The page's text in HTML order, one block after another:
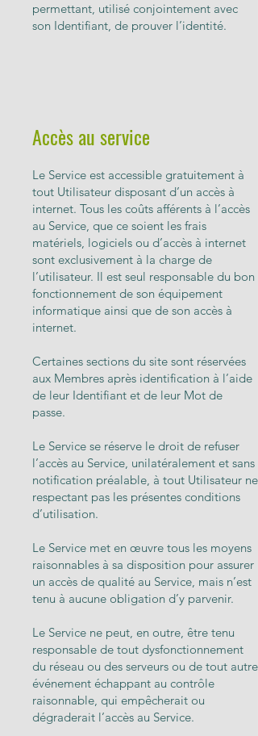
permettant, utilisé conjointement avec
son Identifiant, de prouver l’identité.
Accès au service
Le Service est accessible gratuitement à
tout Utilisateur disposant d’un accès à
internet. Tous les coûts afférents à l’accès
au Service, que ce soient les frais
matériels, logiciels ou d’accès à internet
sont exclusivement à la charge de
l’utilisateur. Il est seul responsable du bon
fonctionnement de son équipement
informatique ainsi que de son accès à
internet.
Certaines sections du site sont réservées
aux Membres après identification à l’aide
de leur Identifiant et de leur Mot de
passe.
Le Service se réserve le droit de refuser
l’accès au Service, unilatéralement et sans
notification préalable, à tout Utilisateur ne
respectant pas les présentes conditions
d’utilisation.
Le Service met en œuvre tous les moyens
raisonnables à sa disposition pour assurer
un accès de qualité au Service, mais n’est
tenu à aucune obligation d’y parvenir.
Le Service ne peut, en outre, être tenu
responsable de tout dysfonctionnement
du réseau ou des serveurs ou de tout autre
événement échappant au contrôle
raisonnable, qui empêcherait ou
dégraderait l’accès au Service.